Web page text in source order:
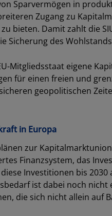
Sparvermögen in
Zugang zu
bieten. Damit zahlt die
Sicherung des
Mitgliedsstaat eigene
für einen freien und
geopolitischen
in Europa
zur
Finanzsystem, das
Investitionen bis
ist dabei noch
die sich nicht allein auf